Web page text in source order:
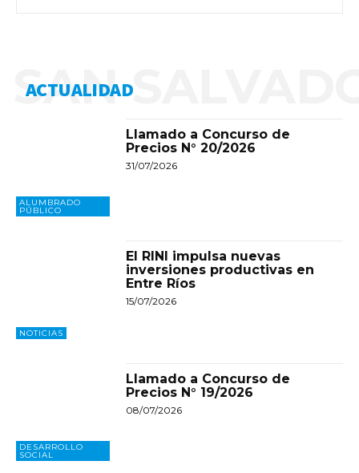
ACTUALIDAD
SAN
ALUMBRADO
PÚBLICO
Llamado a Concurso de
Precios N° 20/2026
31/07/2026
NOTICIAS
El RINI impulsa nuevas
inversiones productivas en
Entre Ríos
15/07/2026
DESARROLLO
SOCIAL
Llamado a Concurso de
Precios N° 19/2026
08/07/2026